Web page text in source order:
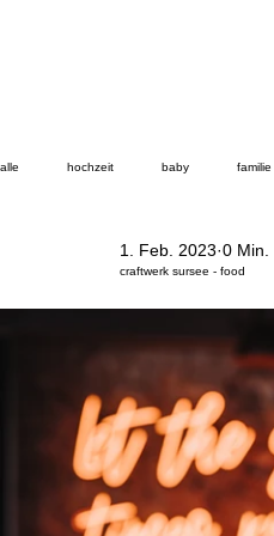
alle hochzeit baby familie
craftwerk sursee - food
1. Feb. 2023 0 Min.